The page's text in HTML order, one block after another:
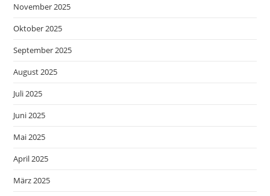
November 2025
Oktober 2025
September 2025
August 2025
Juli 2025
Juni 2025
Mai 2025
April 2025
März 2025